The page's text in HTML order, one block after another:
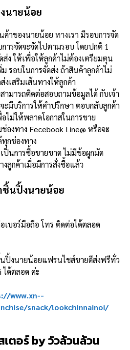
นายน้อย
ค้าของนายน้อย ทางเรา มีรอบการจัด
ารจัดจะจัดไปตามรอบ โดยปกติ 1
ง ให้เพื่อให้ลูกค้าไม่ต้องเตรียมตุน
รอบในการจัดส่ง ถ้าสินค้าลูกค้าไม่
งเสริมเส้นทางให้ลูกค้า
ามารถติดต่อสอบถามข้อมูลได้ กับเจ้า
ะมีบริการให้คำปรึกษา ตอบกลับลูกค้า
อไม่ให้พลาดโอกาสในการขาย
องทาง Fecebook Line@ หรือจะ
กช่องทาง
ป็นการซื้อขายขาด ไม่มีข้อผูกมัด
ลูกค้าเมื่อมีการสั่งซื้อแล้ว
นปิ้งนายน้อย
เบอร์มือถือ โทร ติดต่อได้ตลอด
ปิ้งนายน้อยแฟรนไชส์ขายดีส่งฟรีทั่ว
ได้ตลอด ค่ะ
www.xn--
snack/lookchinnainoi/
ตอร์ by วัวล้วนล้วน